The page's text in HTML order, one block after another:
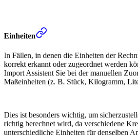
Einheiten
In Fällen, in denen die Einheiten der
korrekt erkannt oder zugeordnet werden
Import Assistent Sie bei der manuellen
Maßeinheiten (z. B. Stück, Kilogramm,
Dies ist besonders wichtig, um
richtig berechnet wird, da verschiedene
unterschiedliche Einheiten für denselben